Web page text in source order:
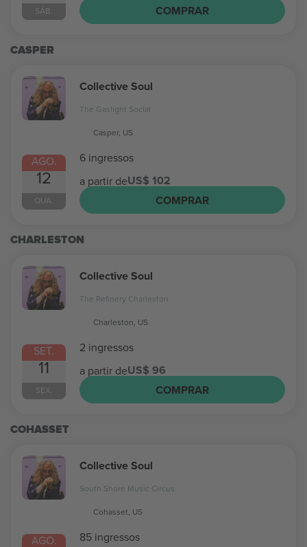
SÁB.
COMPRAR
CASPER
AGO.
12
QUA.
Collective Soul
The Gaslight Social
Casper, US
6 ingressos
a partir deUS$ 102
COMPRAR
CHARLESTON
SET.
11
SEX.
Collective Soul
The Refinery Charleston
Charleston, US
2 ingressos
a partir deUS$ 96
COMPRAR
COHASSET
AGO.
Collective Soul
South Shore Music Circus
Cohasset, US
85 ingressos